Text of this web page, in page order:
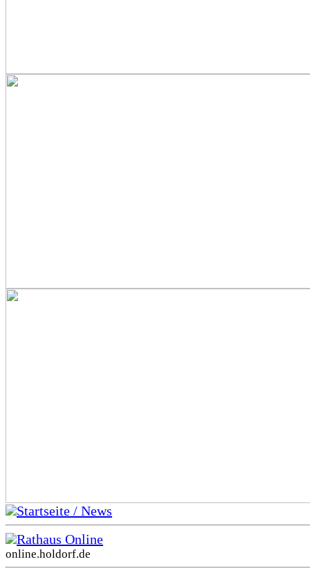
Startseite / News
Rathaus Online
online.holdorf.de